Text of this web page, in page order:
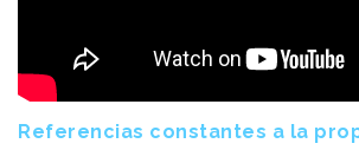
Referencias constantes a la